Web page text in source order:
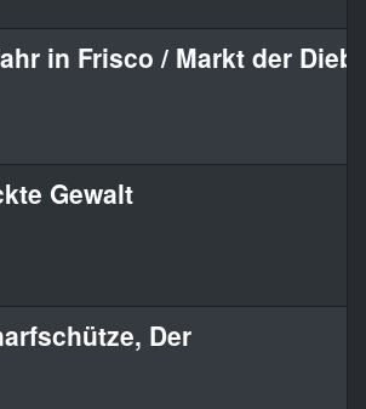
in Frisco / Markt der
Gewalt
Der